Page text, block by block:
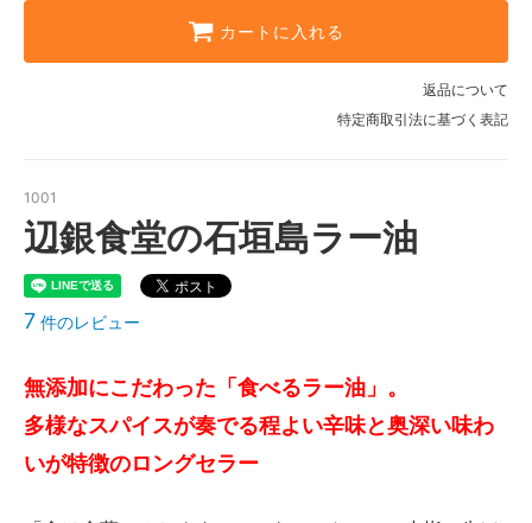
カートに入れる
返品について
特定商取引法に基づく表記
1001
辺銀食堂の石垣島ラー油
7 件のレビュー
無添加にこだわった「食べるラー油」。
多様なスパイスが奏でる程よい辛味と奥深い味わ
いが特徴のロングセラー